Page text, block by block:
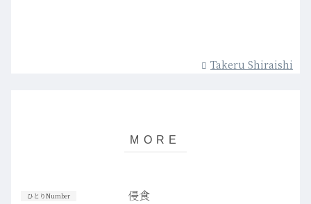
Takeru Shiraishi
ひとりNumber 侵食